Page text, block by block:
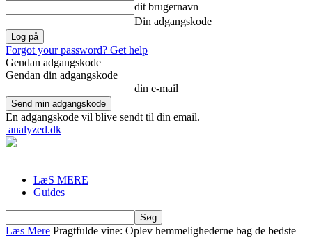
dit brugernavn
Din adgangskode
Forgot your password? Get help
Gendan adgangskode
Gendan din adgangskode
din e-mail
En adgangskode vil blive sendt til din email.
analyzed.dk
LæS MERE
Guides
Læs Mere Pragtfulde vine: Oplev hemmelighederne bag de bedste